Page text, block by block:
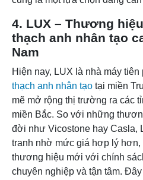
4. LUX – Thương
thạch anh nhân tạo
Nam
Hiện nay, LUX là nhà máy
thạch anh nhân tạo tại miền
mẽ mở rộng thị trường ra các
miền Bắc. So với những
đời như Vicostone hay Casla,
tranh nhờ mức giá hợp lý hơn,
thương hiệu mới với chính
chuyên nghiệp và tận tâm.